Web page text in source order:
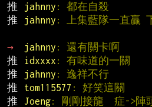
推
jahnny : 都在自殺
推
jahnny : 上集藍隊一直贏
→
jahnny : 還有關卡啊
推
idxxxx : 有味道的一關
推
jahnny : 逸祥不行
推
tom115577 : 好笑這關
推
Joeng: 剛剛接龍  症->陣